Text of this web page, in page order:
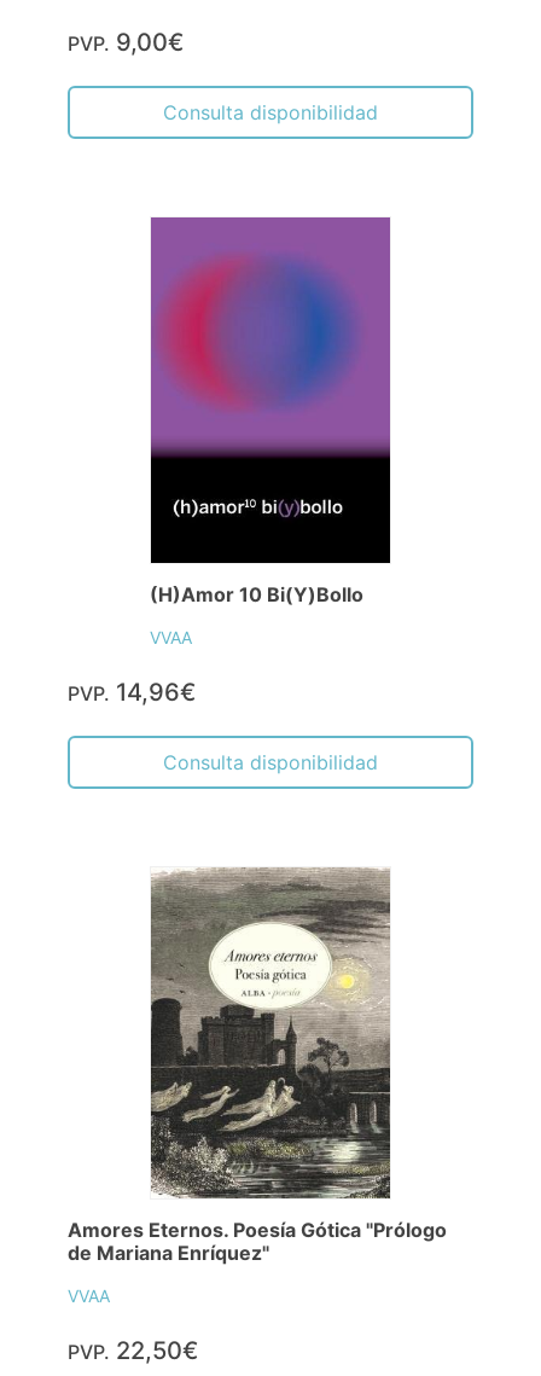
PVP. 9,00€
Consulta disponibilidad
(H)Amor 10 Bi(Y)Bollo
VVAA
PVP. 14,96€
Consulta disponibilidad
Amores Eternos. Poesía Gótica "Prólogo
de Mariana Enríquez"
VVAA
PVP. 22,50€